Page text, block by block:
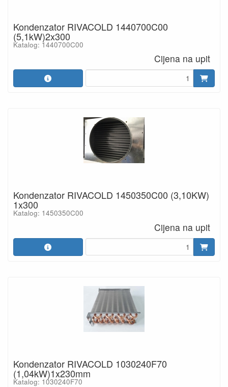
Kondenzator RIVACOLD 1440700C00
(5,1kW)2x300
Katalog: 1440700C00
Cijena na upit
Kondenzator RIVACOLD 1450350C00 (3,10KW)
1x300
Katalog: 1450350C00
Cijena na upit
Kondenzator RIVACOLD 1030240F70
(1,04kW)1x230mm
Katalog: 1030240F70